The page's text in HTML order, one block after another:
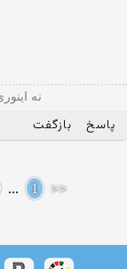
نه
پاسخ بازگفت
<<
1
...